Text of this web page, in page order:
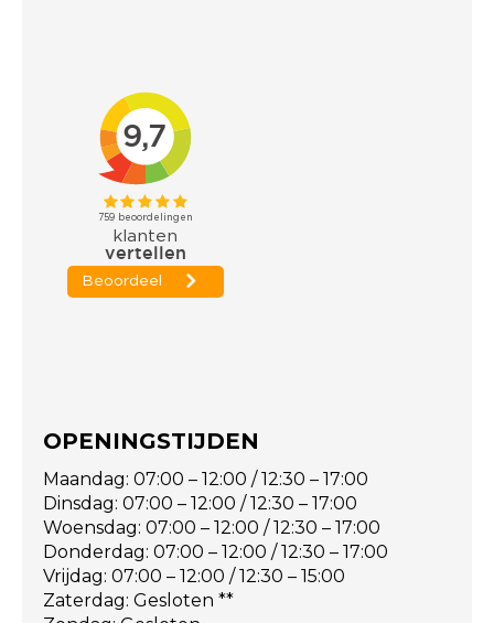
OPENINGSTIJDEN
Maandag: 07:00 – 12:00 / 12:30 – 17:00
Dinsdag: 07:00 – 12:00 / 12:30 – 17:00
Woensdag: 07:00 – 12:00 / 12:30 – 17:00
Donderdag: 07:00 – 12:00 / 12:30 – 17:00
Vrijdag: 07:00 – 12:00 / 12:30 – 15:00
Zaterdag: Gesloten **